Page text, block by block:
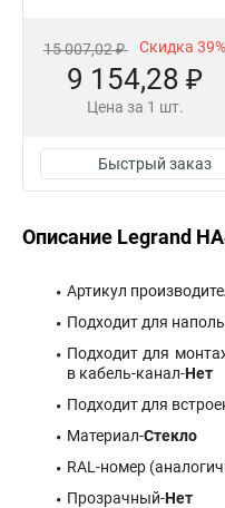
15 007,02 ₽ Скидка 39%
9 154,28 ₽
Цена за 1 шт.
Быстрый заказ
Описание Legrand
Артикул
Подходит для
Подходит для
в кабель-канал-Нет
Подходит для
Материал-Стекло
RAL-номер
Прозрачный-Нет